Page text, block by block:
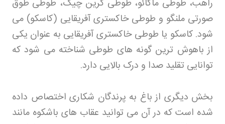
صورتی ملنگو و طوطی خاکستری آفریقایی (کاسکو) می
شود. کاسکو یا طوطی خاکستری آفریقایی به عنوان یکی
از باهوش ترین گونه های طوطی شناخته می شود که
توانایی تقلید صدا و درک بالایی دارد.
بخش دیگری از باغ به پرندگان شکاری اختصاص داده
شده است که در آن می توانید عقاب های باشکوه مانند